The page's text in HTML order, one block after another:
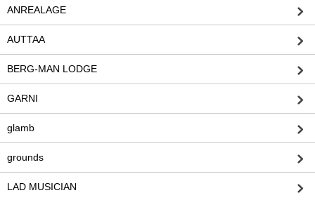
ANREALAGE
AUTTAA
BERG-MAN LODGE
GARNI
glamb
grounds
LAD MUSICIAN